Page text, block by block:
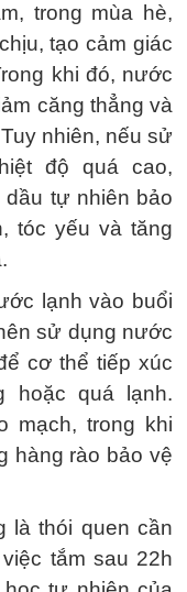
trong mùa hè,
tạo cảm giác
khi đó, nước
căng thẳng và
nhiên, nếu sử
độ quá cao,
tự nhiên bảo
tóc yếu và tăng
lạnh vào buổi
sử dụng nước
cơ thể tiếp xúc
hoặc quá lạnh.
mạch, trong khi
hàng rào bảo vệ
là thói quen cần
tắm sau 22h